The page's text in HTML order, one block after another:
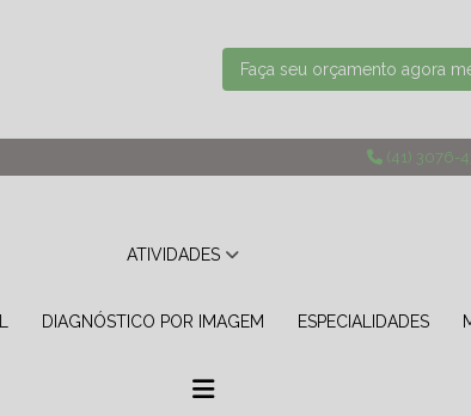
Faça seu orçamento agora
(41) 3076-
ATIVIDADES
DIAGNÓSTICO POR IMAGEM ESPECIALIDADES